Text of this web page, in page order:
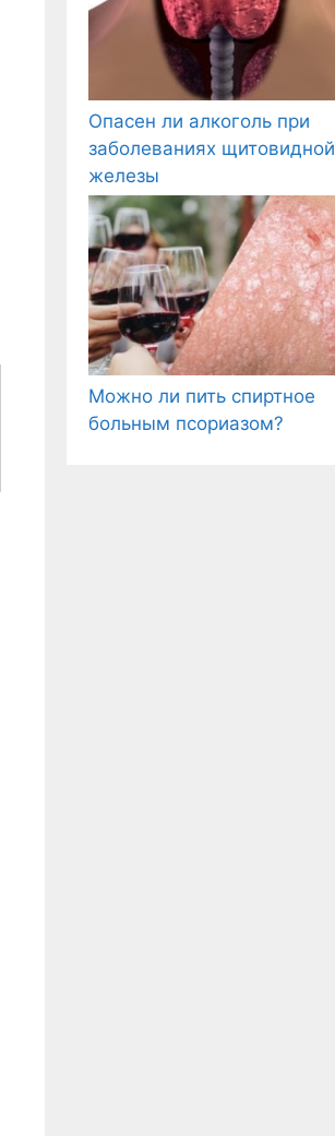
Опасен ли алкоголь при
заболеваниях щитовидной
железы
Можно ли пить спиртное
больным псориазом?